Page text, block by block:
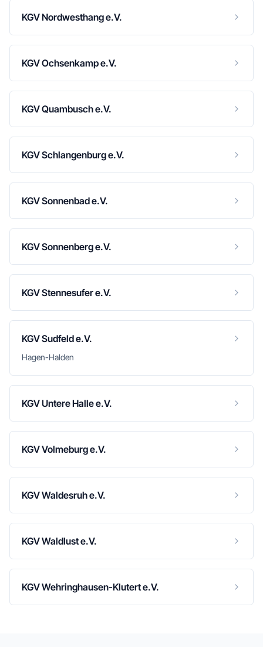
KGV Nordwesthang e.V.
KGV Ochsenkamp e.V.
KGV Quambusch e.V.
KGV Schlangenburg e.V.
KGV Sonnenbad e.V.
KGV Sonnenberg e.V.
KGV Stennesufer e.V.
KGV Sudfeld e.V.
Hagen-Halden
KGV Untere Halle e.V.
KGV Volmeburg e.V.
KGV Waldesruh e.V.
KGV Waldlust e.V.
KGV Wehringhausen-Klutert e.V.